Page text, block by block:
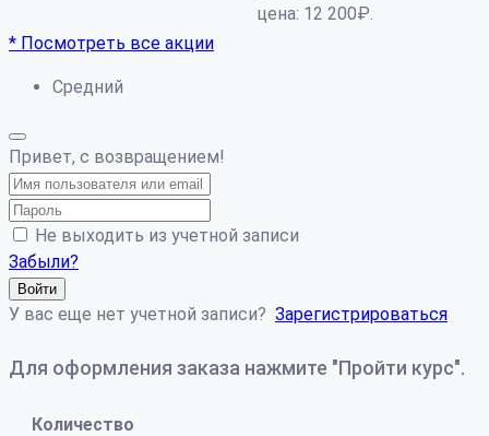
цена: 12 200₽.
* Посмотреть все акции
Средний
Привет, с возвращением!
Не выходить из учетной записи
Забыли?
Войти
У вас еще нет учетной записи? Зарегистрироваться
Для оформления заказа нажмите "Пройти курс".
Количество